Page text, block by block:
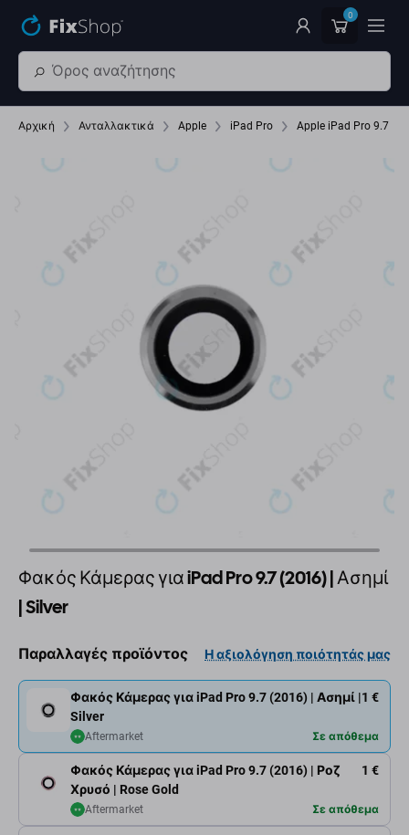
0
Αρχική Ανταλλακτικά Apple iPad Pro Apple iPad Pro 9.7
Φακός Κάμερας για iPad Pro 9.7 (2016) | Ασημί
| Silver
Παραλλαγές προϊόντος Η αξιολόγηση ποιότητάς μας
Φακός Κάμερας για iPad Pro 9.7 (2016) | Ροζ
Χρυσό | Rose Gold
1 €
Aftermarket Σε απόθεμα
Φακός Κάμερας για iPad Pro 9.7 (2016) | Ασημί |
Silver
1 €
Aftermarket Σε απόθεμα